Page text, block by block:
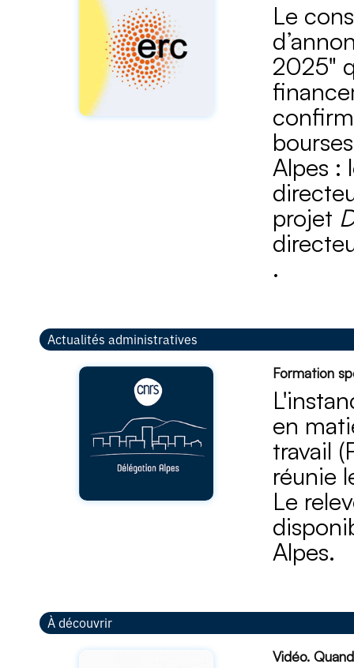
Le
2025"
Alpes :
projet
.
Actualités administratives
Formation
en
travail
réunie
Le
Alpes.
À découvrir
Vidéo.